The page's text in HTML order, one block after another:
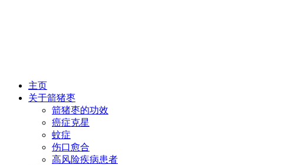
主页
关于箭猪枣
箭猪枣的功效
癌症克星
蚊症
伤口愈合
高风险疾病患者